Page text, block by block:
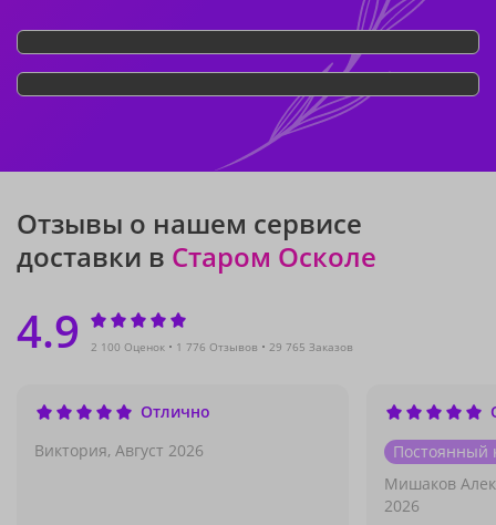
Отзывы о нашем сервисе
доставки в Старом Осколе
4.9 2 100 Оценок 1 776 Отзывов 29 765 Заказов
Отлично
Виктория, Август 2026
Постоянный
Мишаков
2026